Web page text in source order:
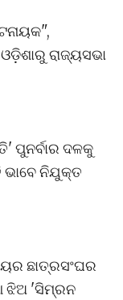
ରାଜ୍ୟସଭା
ପୁନର୍ବାର ଦଳକୁ
ନିଯୁକ୍ତ
ଛାତ୍ରସଂଘର
ଝିଅ 'ସିମ୍ରନ